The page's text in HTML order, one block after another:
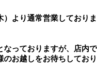
）より通常営業しておりま
なっておりますが、店内で
お越しをお待ちしており